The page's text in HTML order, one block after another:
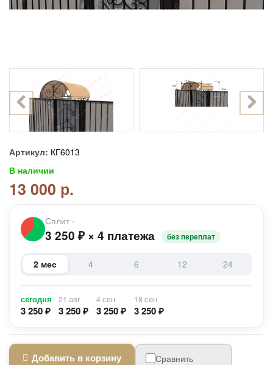
Артикул: КГ6013
В наличии
13 000 р.
Сплит ›
3 250 ₽ × 4 платежа без переплат
2 мес 4 6 12 24
сегодня
3 250 ₽
21 авг
3 250 ₽
4 сен
3 250 ₽
18 сен
3 250 ₽
Добавить в корзину Сравнить